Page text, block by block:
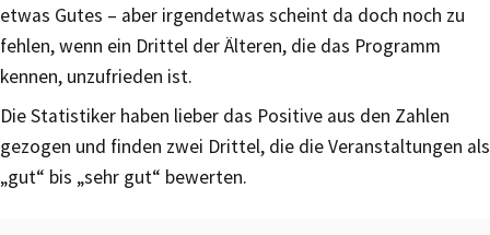
etwas Gutes – aber irgendetwas scheint da doch noch zu
fehlen, wenn ein Drittel der Älteren, die das Programm
kennen, unzufrieden ist.
Die Statistiker haben lieber das Positive aus den Zahlen
gezogen und finden zwei Drittel, die die Veranstaltungen als
„gut“ bis „sehr gut“ bewerten.